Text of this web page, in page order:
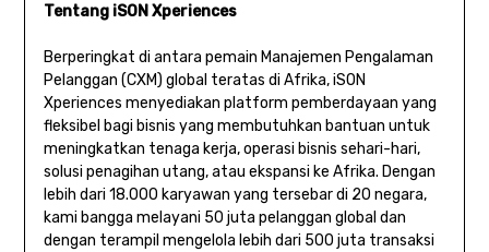
Tentang iSON Xperiences
Berperingkat di antara pemain Manajemen Pengalaman
Pelanggan (CXM) global teratas di Afrika, iSON
Xperiences menyediakan platform pemberdayaan yang
fleksibel bagi bisnis yang membutuhkan bantuan untuk
meningkatkan tenaga kerja, operasi bisnis sehari-hari,
solusi penagihan utang, atau ekspansi ke Afrika. Dengan
lebih dari 18.000 karyawan yang tersebar di 20 negara,
kami bangga melayani 50 juta pelanggan global dan
dengan terampil mengelola lebih dari 500 juta transaksi